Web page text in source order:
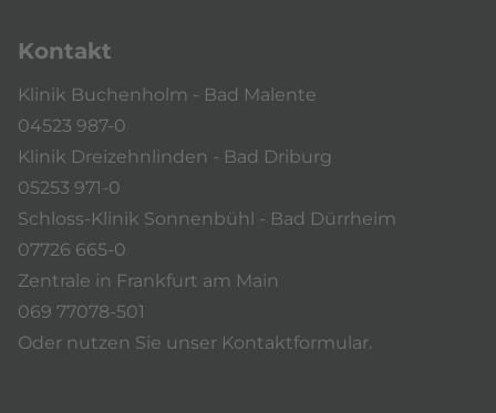
Kontakt
Klinik Buchenholm - Bad Malente
04523 987-0
Klinik Dreizehnlinden - Bad Driburg
05253 971-0
Schloss-Klinik Sonnenbühl - Bad Dürrheim
07726 665-0
Zentrale in Frankfurt am Main
069 77078-501
Oder nutzen Sie unser Kontaktformular.